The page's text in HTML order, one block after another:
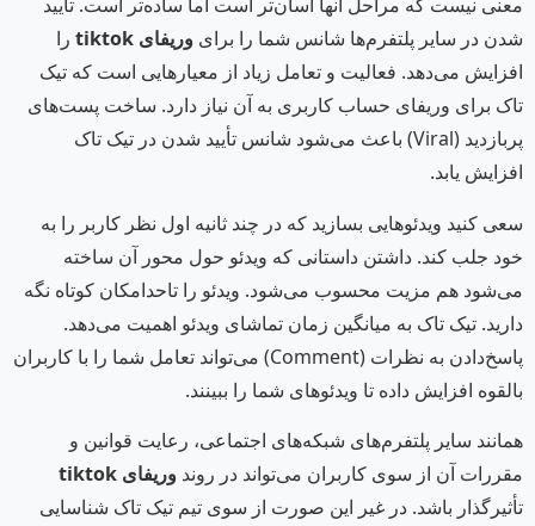
شدن در سایر پلتفرم‌ها شانس شما را برای وریفای tiktok را
افزایش می‌دهد. فعالیت و تعامل زیاد از معیارهایی است که تیک
تاک برای وریفای حساب کاربری به آن نیاز دارد. ساخت پست‌های
پربازدید (Viral) باعث می‌شود شانس تأیید شدن در تیک تاک
افزایش یابد.
سعی کنید ویدئوهایی بسازید که در چند ثانیه اول نظر کاربر را به
خود جلب کند. داشتن داستانی که ویدئو حول محور آن ساخته
می‌شود هم مزیت محسوب می‌شود. ویدئو را تاحدامکان کوتاه نگه
دارید. تیک تاک به میانگین زمان تماشای ویدئو اهمیت می‌دهد.
پاسخ‌دادن به نظرات (Comment) می‌تواند تعامل شما را با کاربران
بالقوه افزایش داده تا ویدئوهای شما را ببینند.
همانند سایر پلتفرم‌های شبکه‌های اجتماعی، رعایت قوانین و
مقررات آن از سوی کاربران می‌تواند در روند وریفای tiktok
تأثیرگذار باشد. در غیر این صورت از سوی تیم تیک تاک شناسایی